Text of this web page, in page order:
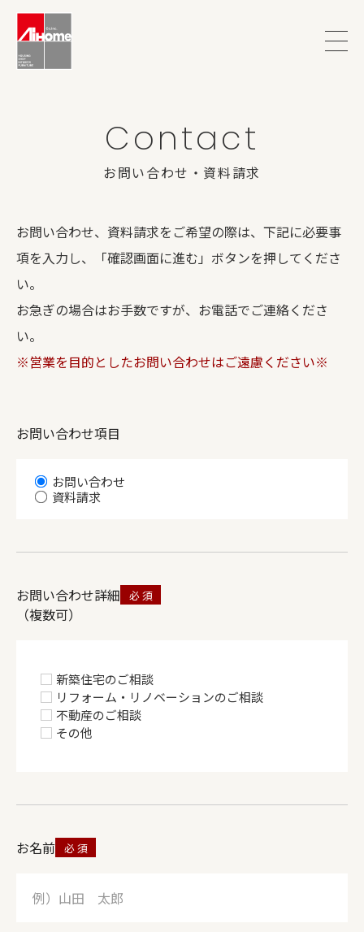
Contact
お問い合わせ・資料請求
お問い合わせ、資料請求をご希望の際は、下記に必要事
項を入力し、「確認画面に進む」ボタンを押してくださ
い。
お急ぎの場合はお手数ですが、お電話でご連絡くださ
い。
※営業を目的としたお問い合わせはご遠慮ください※
お問い合わせ項目
お問い合わせ
資料請求
お問い合わせ詳細
（複数可）
新築住宅のご相談
リフォーム・リノベーションのご相談
不動産のご相談
その他
お名前